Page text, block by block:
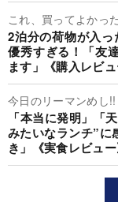
これ、買ってよかっ
2泊分の荷物が入
優秀すぎる！「友
ます」《購入レビュ
今日のリーマンめし!!
「本当に発明」「
みたいなランチ”
き」《実食レビュー